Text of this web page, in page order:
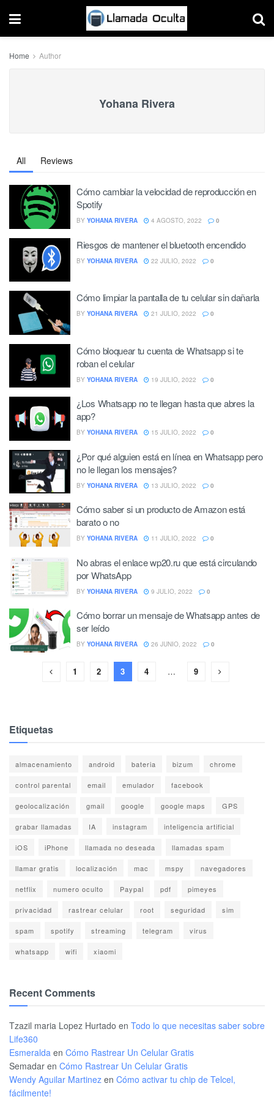
Home Author
Yohana Rivera
All Reviews
Cómo cambiar la velocidad de reproducción en
Spotify
BY YOHANA RIVERA 4 AGOSTO, 2022 0
Riesgos de mantener el bluetooth encendido
BY YOHANA RIVERA 22 JULIO, 2022 0
Cómo limpiar la pantalla de tu celular sin dañarla
BY YOHANA RIVERA 21 JULIO, 2022 0
Cómo bloquear tu cuenta de Whatsapp si te
roban el celular
BY YOHANA RIVERA 19 JULIO, 2022 0
¿Los Whatsapp no te llegan hasta que abres la
app?
BY YOHANA RIVERA 15 JULIO, 2022 0
¿Por qué alguien está en línea en Whatsapp pero
no le llegan los mensajes?
BY YOHANA RIVERA 13 JULIO, 2022 0
Cómo saber si un producto de Amazon está
barato o no
BY YOHANA RIVERA 11 JULIO, 2022 0
No abras el enlace wp20.ru que está circulando
por WhatsApp
BY YOHANA RIVERA 9 JULIO, 2022 0
Cómo borrar un mensaje de Whatsapp antes de
ser leído
BY YOHANA RIVERA 26 JUNIO, 2022 0
1 2 3 4 … 9
Etiquetas
almacenamiento android bateria bizum chrome
control parental email emulador facebook
geolocalización gmail google google maps GPS
grabar llamadas IA instagram inteligencia artificial
iOS iPhone llamada no deseada llamadas spam
llamar gratis localización mac mspy navegadores
netflix numero oculto Paypal pdf pimeyes
privacidad rastrear celular root seguridad sim
spam spotify streaming telegram virus
whatsapp wifi xiaomi
Recent Comments
Tzazil maria Lopez Hurtado en Todo lo que necesitas saber sobre
Life360
Esmeralda en Cómo Rastrear Un Celular Gratis
Semadar en Cómo Rastrear Un Celular Gratis
Wendy Aguilar Martinez en Cómo activar tu chip de Telcel,
fácilmente!